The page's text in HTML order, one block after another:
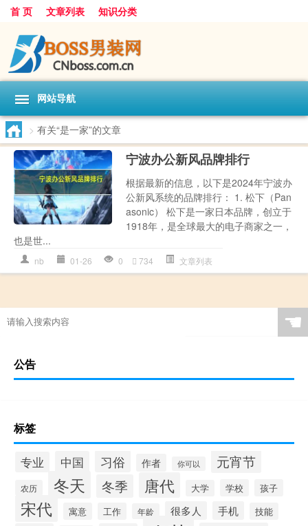
首 页 文章列表 知识分类
网站导航
> 有关“是一家”的文章
宁波办公新风品牌排行
根据最新的信息，以下是2024年宁波办
公新风系统的品牌排行： 1. 松下（Pan
asonic） 松下是一家日本品牌，创立于
1918年，是全球最大的电子商家之一，
也是世...
nb 01-26 0 734 文章列表
☚
公告
标签
专业 中国 习俗 作者 你可以 元宵节
农历 冬天 冬季 唐代 大学 学校 孩子
宋代 寓意 工作 年龄 很多人 手机 技能